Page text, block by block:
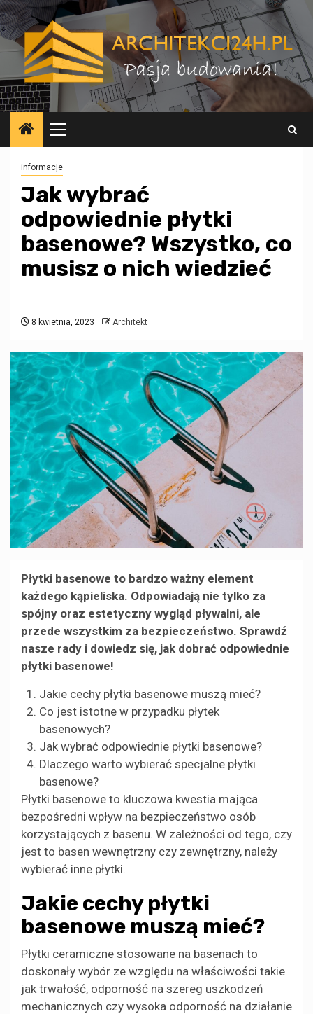
Przejdź
do
treści
Menu
główne
informacje
Jak wybrać
odpowiednie płytki
basenowe? Wszystko, co
musisz o nich wiedzieć
8 kwietnia, 2023 Architekt
Płytki basenowe to bardzo ważny element
każdego kąpieliska. Odpowiadają nie tylko za
spójny oraz estetyczny wygląd pływalni, ale
przede wszystkim za bezpieczeństwo. Sprawdź
nasze rady i dowiedz się, jak dobrać odpowiednie
płytki basenowe!
Jakie cechy płytki basenowe muszą mieć?
Co jest istotne w przypadku płytek
basenowych?
Jak wybrać odpowiednie płytki basenowe?
Dlaczego warto wybierać specjalne płytki
basenowe?
Płytki basenowe to kluczowa kwestia mająca
bezpośredni wpływ na bezpieczeństwo osób
korzystających z basenu. W zależności od tego, czy
jest to basen wewnętrzny czy zewnętrzny, należy
wybierać inne płytki.
Jakie cechy płytki
basenowe muszą mieć?
Płytki ceramiczne stosowane na basenach to
doskonały wybór ze względu na właściwości takie
jak trwałość, odporność na szereg uszkodzeń
mechanicznych czy wysoka odporność na działanie